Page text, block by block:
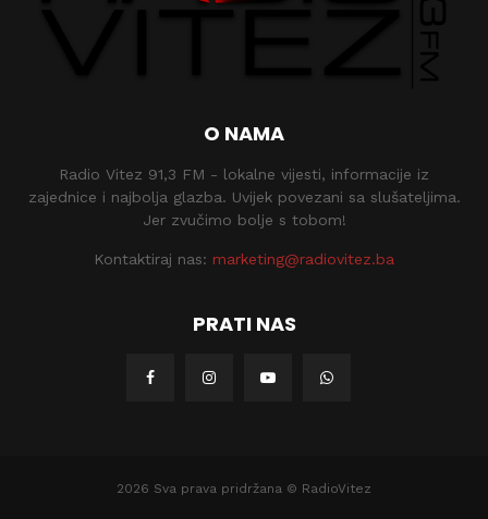
O NAMA
Radio Vitez 91,3 FM - lokalne vijesti, informacije iz
zajednice i najbolja glazba. Uvijek povezani sa slušateljima.
Jer zvučimo bolje s tobom!
Kontaktiraj nas: marketing@radiovitez.ba
PRATI NAS
2026 Sva prava pridržana © RadioVitez